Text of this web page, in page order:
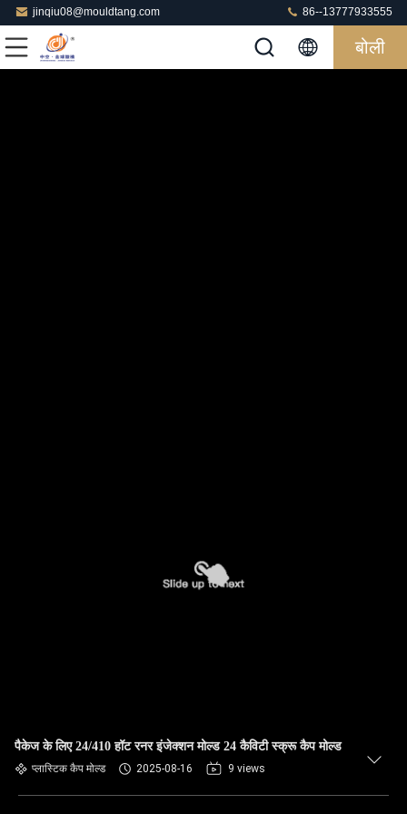
jinqiu08@mouldtang.com 86--13777933555
बोली
पैकेज के लिए 24/410 हॉट रनर इंजेक्शन मोल्ड 24 कैविटी स्क्रू कैप मोल्ड
प्लास्टिक कैप मोल्ड 2025-08-16 9 views